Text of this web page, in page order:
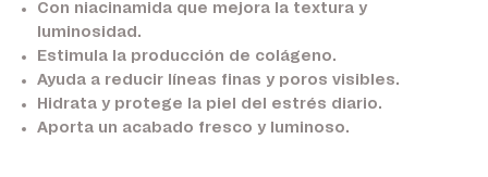
Con niacinamida que mejora la textura y
luminosidad.
Estimula la producción de colágeno.
Ayuda a reducir líneas finas y poros visibles.
Hidrata y protege la piel del estrés diario.
Aporta un acabado fresco y luminoso.